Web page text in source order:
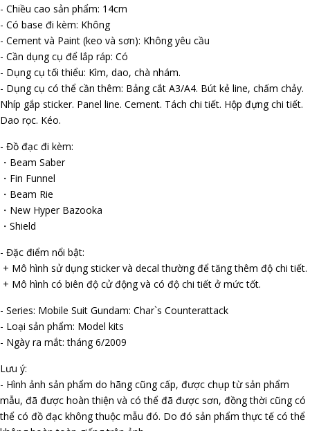
- Chiều cao sản phẩm: 14cm
- Có base đi kèm: Không
- Cement và Paint (keo và sơn): Không yêu cầu
- Cần dụng cụ để lắp ráp: Có
- Dụng cụ tối thiểu: Kìm, dao, chà nhám.
- Dụng cụ có thể cần thêm: Bảng cắt A3/A4. Bút kẻ line, chấm chảy.
Nhíp gắp sticker. Panel line. Cement. Tách chi tiết. Hộp đựng chi tiết.
Dao rọc. Kéo.
- Đồ đạc đi kèm:
・Beam Saber
・Fin Funnel
・Beam Rifle
・New Hyper Bazooka
・Shield
- Đặc điểm nổi bật:
+ Mô hình sử dụng sticker và decal thường để tăng thêm độ chi tiết.
+ Mô hình có biên độ cử động và có độ chi tiết ở mức tốt.
- Series: Mobile Suit Gundam: Char`s Counterattack
- Loại sản phẩm: Model kits
- Ngày ra mắt: tháng 6/2009
Lưu ý:
- Hình ảnh sản phẩm do hãng cũng cấp, được chụp từ sản phẩm
mẫu, đã được hoàn thiện và có thể đã được sơn, đồng thời cũng có
thể có đồ đạc không thuộc mẫu đó. Do đó sản phẩm thực tế có thể